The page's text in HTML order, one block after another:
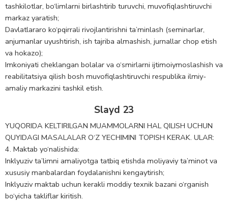
tashkilotlar, bo‘limlarni birlashtirib turuvchi, muvofiqlashtiruvchi
markaz yaratish;
Davlatlararo ko‘pqirrali rivojlantirishni ta’minlash (seminarlar,
anjumanlar uyushtirish, ish tajriba almashish, jurnallar chop etish
va hokazo);
Imkoniyati cheklangan bolalar va o‘smirlarni ijtimoiymoslashish va
reabilitatsiya qilish bosh muvofiqlashtiruvchi respublika ilmiy-
amaliy markazini tashkil etish.
Slayd 23
YUQORIDA KELTIRILGAN MUAMMOLARNI HAL QILISH UCHUN
QUYIDAGI MASALALAR O‘Z YECHIMINI TOPISH KERAK. ULAR:
4. Maktab yo‘nalishida:
Inklyuziv ta’limni amaliyotga tatbiq etishda moliyaviy ta’minot va
xususiy manbalardan foydalanishni kengaytirish;
Inklyuziv maktab uchun kerakli moddiy texnik bazani o‘rganish
bo‘yicha takliflar kiritish.